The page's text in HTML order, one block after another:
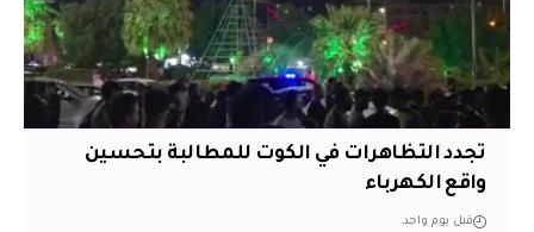
تجدد التظاهرات في الكوت للمطالبة بتحسين
واقع الكهرباء
قبل يوم واحد